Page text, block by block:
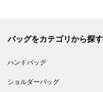
バッグをカテゴリから探す
ハンドバッグ
ショルダーバッグ